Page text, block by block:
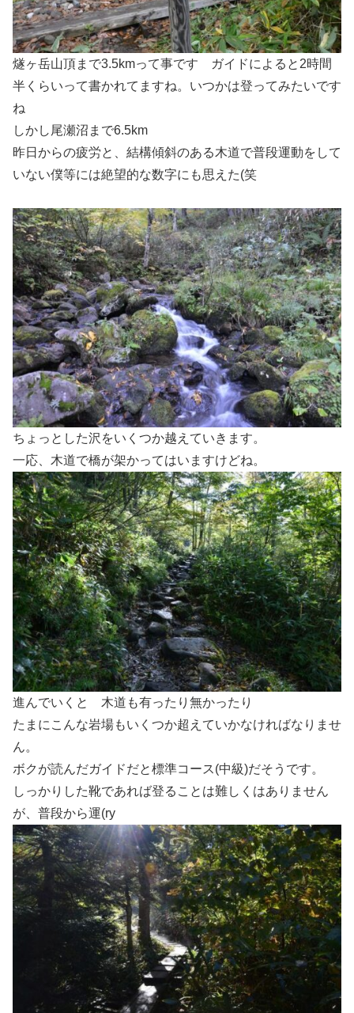
燧ヶ岳山頂まで3.5kmって事です ガイドによると2時間
半くらいって書かれてますね。いつかは登ってみたいです
ね
しかし尾瀬沼まで6.5km
昨日からの疲労と、結構傾斜のある木道で普段運動をして
いない僕等には絶望的な数字にも思えた(笑
ちょっとした沢をいくつか越えていきます。
一応、木道で橋が架かってはいますけどね。
進んでいくと 木道も有ったり無かったり
たまにこんな岩場もいくつか超えていかなければなりませ
ん。
ボクが読んだガイドだと標準コース(中級)だそうです。
しっかりした靴であれば登ることは難しくはありません
が、普段から運(ry